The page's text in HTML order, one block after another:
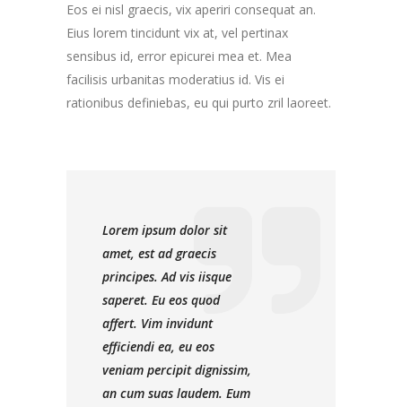
Eos ei nisl graecis, vix aperiri consequat an.
Eius lorem tincidunt vix at, vel pertinax
sensibus id, error epicurei mea et. Mea
facilisis urbanitas moderatius id. Vis ei
rationibus definiebas, eu qui purto zril laoreet.
Lorem ipsum dolor sit
amet, est ad graecis
principes. Ad vis iisque
saperet. Eu eos quod
affert. Vim invidunt
efficiendi ea, eu eos
veniam percipit dignissim,
an cum suas laudem. Eum